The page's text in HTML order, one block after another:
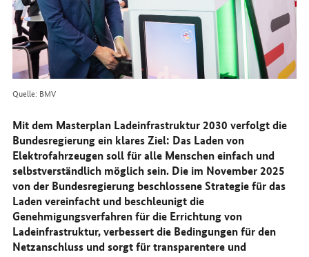
Quelle: BMV
Mit dem Masterplan Ladeinfrastruktur 2030 verfolgt die
Bundesregierung ein klares Ziel: Das Laden von
Elektrofahrzeugen soll für alle Menschen einfach und
selbstverständlich möglich sein. Die im November 2025
von der Bundesregierung beschlossene Strategie für das
Laden vereinfacht und beschleunigt die
Genehmigungsverfahren für die Errichtung von
Ladeinfrastruktur, verbessert die Bedingungen für den
Netzanschluss und sorgt für transparentere und